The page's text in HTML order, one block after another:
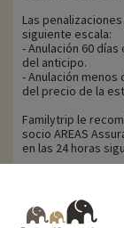
Las
siguiente escala:
- Anulación 60
del anticipo.
- Anulación menos
del precio de la
Familytrip le
socio AREAS
en las 24 horas
penalizaciones
el importe total de